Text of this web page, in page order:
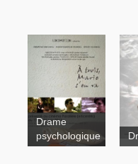
Drame
psychologique